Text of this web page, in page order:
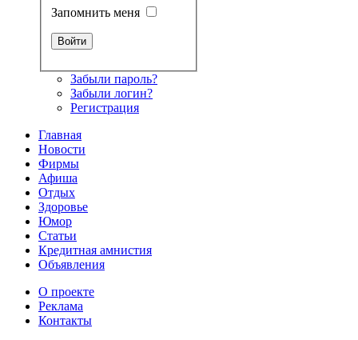
Запомнить меня
Забыли пароль?
Забыли логин?
Регистрация
Главная
Новости
Фирмы
Афиша
Отдых
Здоровье
Юмор
Статьи
Кредитная амнистия
Объявления
О проекте
Реклама
Контакты